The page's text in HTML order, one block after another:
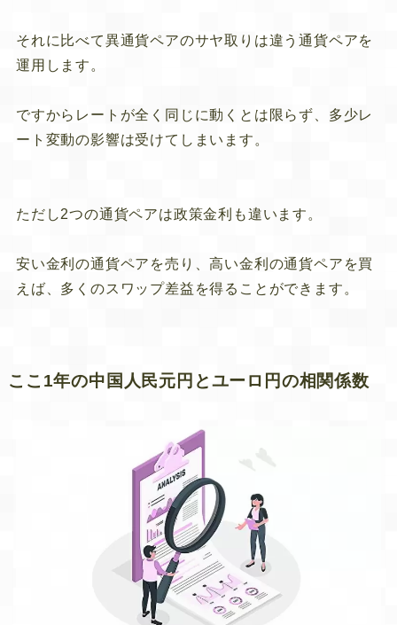
それに比べて異通貨ペアのサヤ取りは違う通貨ペアを
運用します。
ですからレートが全く同じに動くとは限らず、多少レ
ート変動の影響は受けてしまいます。
ただし2つの通貨ペアは政策金利も違います。
安い金利の通貨ペアを売り、高い金利の通貨ペアを買
えば、多くのスワップ差益を得ることができます。
ここ1年の中国人民元円とユーロ円の相関係数